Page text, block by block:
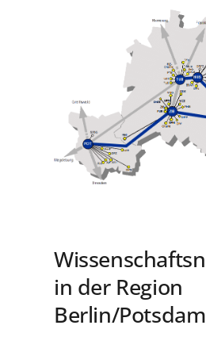
in der Region
Berlin/Potsdam